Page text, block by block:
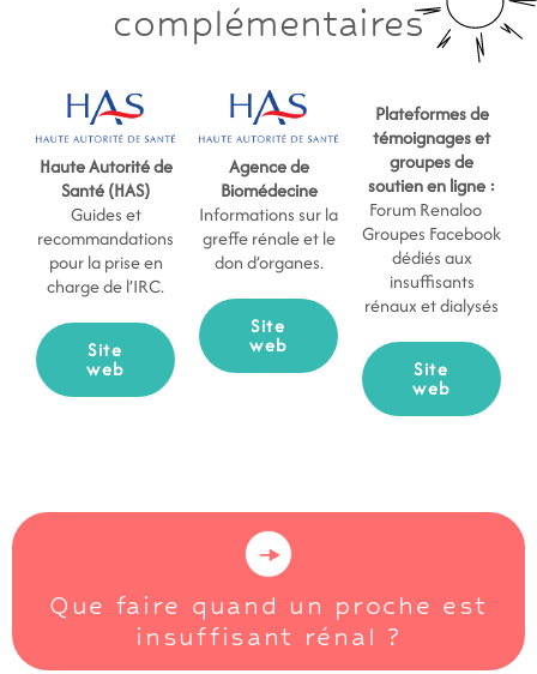
complémentaires
Haute Autorité de
Santé (HAS)
Guides et
recommandations
pour la prise en
charge de l’IRC.
Site
web
Agence de
Biomédecine
Informations sur la
greffe rénale et le
don d’organes.
Site
web
Plateformes de
témoignages et
groupes de
soutien en ligne :
Forum Renaloo
Groupes Facebook
dédiés aux
insuffisants
rénaux et dialysés
Site
web
Que faire quand un proche est
insuffisant rénal ?